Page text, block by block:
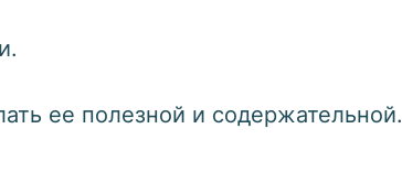
ее полезной и содержательной.